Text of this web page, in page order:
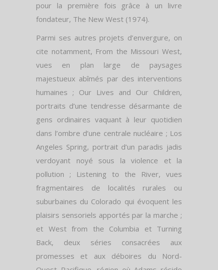
pour la première fois grâce à un livre
fondateur, The New West (1974).
Parmi ses autres projets d’envergure, on
cite notamment, From the Missouri West,
vues en plan large de paysages
majestueux abîmés par des interventions
humaines ; Our Lives and Our Children,
portraits d’une tendresse désarmante de
gens ordinaires vaquant à leur quotidien
dans l’ombre d’une centrale nucléaire ; Los
Angeles Spring, portrait d’un paradis jadis
verdoyant noyé sous la violence et la
pollution ; Listening to the River, vues
fragmentaires de localités rurales ou
suburbaines du Colorado qui évoquent les
plaisirs sensoriels apportés par la marche ;
et West from the Columbia et Turning
Back, deux séries consacrées aux
promesses et aux déboires du Nord-